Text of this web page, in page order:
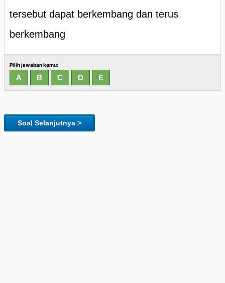
tersebut dapat berkembang dan terus
berkembang
Pilih jawaban kamu:
Soal Selanjutnya >